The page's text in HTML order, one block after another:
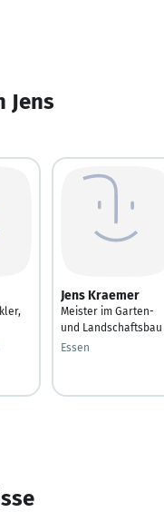
Jens
Jens Kraemer
Meister im Garten-
und Landschaftsbau
Essen